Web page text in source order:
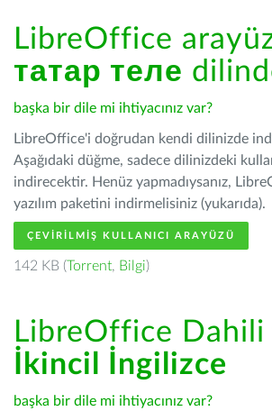
LibreOffice
татар теле
başka bir dile mi ihtiyacınız var?
LibreOffice'i doğrudan kendi dilinizde
Aşağıdaki düğme, sadece dilinizdeki
indirecektir. Henüz yapmadıysanız,
yazılım paketini indirmelisiniz (yukarıda).
ÇEVIRILMIŞ KULLANICI ARAYÜZÜ
142 KB (Torrent, Bilgi)
LibreOffice Dahili
İkincil İngilizce
başka bir dile mi ihtiyacınız var?